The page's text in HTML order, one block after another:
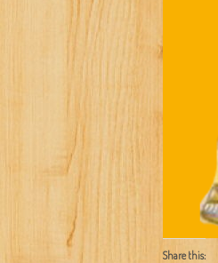
Share this: